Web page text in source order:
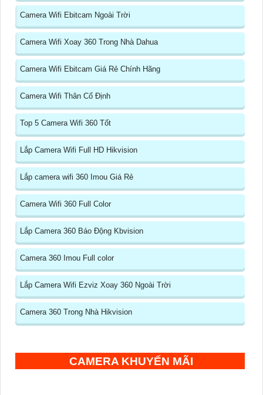
Camera Wifi Ebitcam Ngoài Trời
Camera Wifi Xoay 360 Trong Nhà Dahua
Camera Wifi Ebitcam Giá Rẻ Chính Hãng
Camera Wifi Thân Cố Định
Top 5 Camera Wifi 360 Tốt
Lắp Camera Wifi Full HD Hikvision
Lắp camera wifi 360 Imou Giá Rẻ
Camera Wifi 360 Full Color
Lắp Camera 360 Báo Động Kbvision
Camera 360 Imou Full color
Lắp Camera Wifi Ezviz Xoay 360 Ngoài Trời
Camera 360 Trong Nhà Hikvision
CAMERA KHUYẾN MÃI